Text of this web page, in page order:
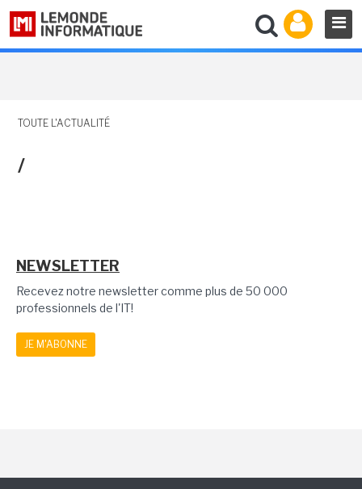
TOUTE L'ACTUALITÉ
/
NEWSLETTER
Recevez notre newsletter comme plus de 50 000
professionnels de l'IT!
JE M'ABONNE